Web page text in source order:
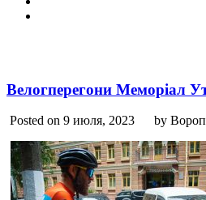
Велогперегони Меморіал
Posted on 9 июля, 2023 by